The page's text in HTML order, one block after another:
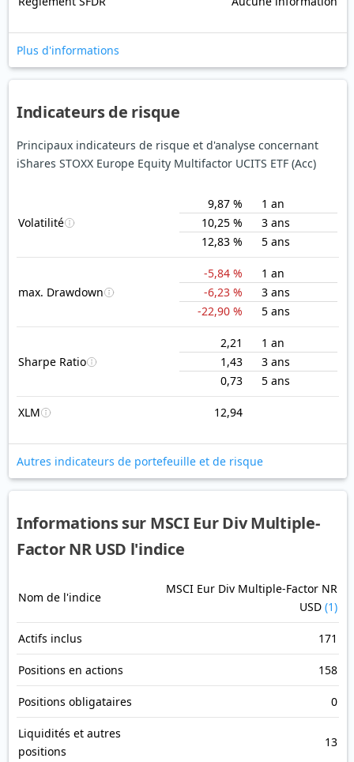
Plus d'informations
Indicateurs de risque
Principaux indicateurs de risque et d'analyse concernant
iShares STOXX Europe Equity Multifactor UCITS ETF (Acc)
Volatilité
9,87 %
1 an
10,25 %
3 ans
12,83 %
5 ans
max. Drawdown
-5,84 %
1 an
-6,23 %
3 ans
-22,90 %
5 ans
Sharpe Ratio
2,21
1 an
1,43
3 ans
0,73
5 ans
XLM 12,94
Autres indicateurs de portefeuille et de risque
Informations sur MSCI Eur Div Multiple-
Factor NR USD l'indice
Nom de l'indice
MSCI Eur Div Multiple-Factor NR
USD (1)
Actifs inclus 171
Positions en actions 158
Positions obligataires 0
Liquidités et autres
positions
13